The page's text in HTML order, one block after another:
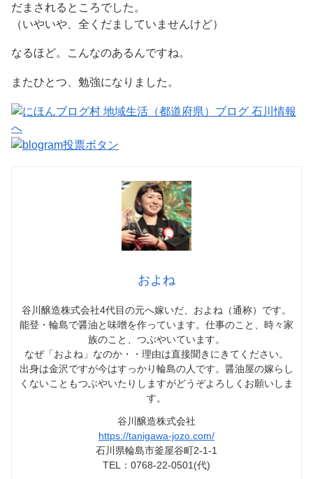
だまされるところでした。
（いやいや、全くだましていませんけど）
なるほど。こんなのあるんですね。
またひとつ、勉強になりました。
およね
谷川醸造株式会社4代目の元へ嫁いだ、およね（通称）です。
能登・輪島で醤油と味噌を作っています。仕事のこと、時々家
族のこと、つぶやいています。
なぜ「およね」なのか・・理由は直接聞きにきてください。
出身は金沢ですが今はすっかり輪島の人です。醤油屋の嫁らし
くないこともつぶやいたりしますがどうぞよろしくお願いしま
す。
谷川醸造株式会社
https://tanigawa-jozo.com/
石川県輪島市釜屋谷町2-1-1
TEL：0768-22-0501(代)